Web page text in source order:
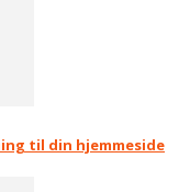
til din hjemmeside